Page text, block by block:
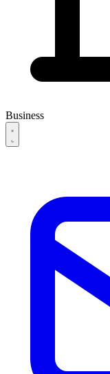
Business